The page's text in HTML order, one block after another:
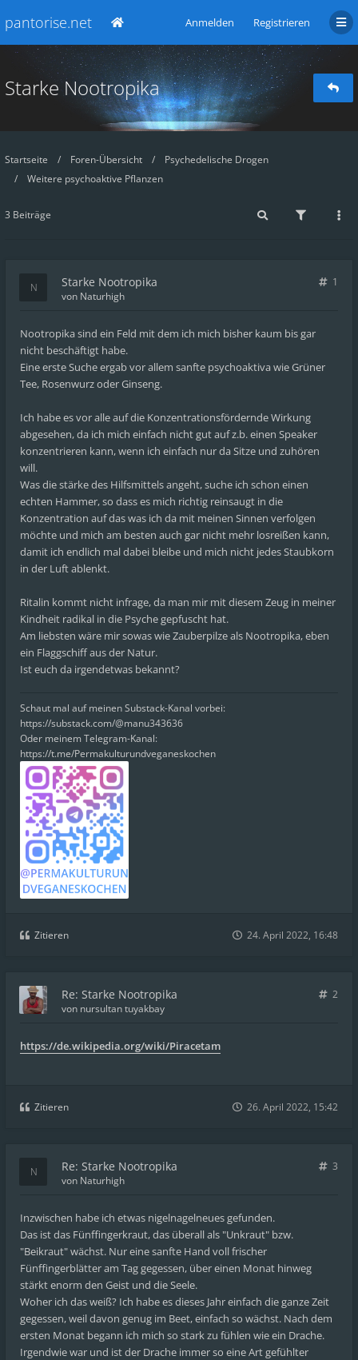
pantorise.net Anmelden Registrieren
Starke Nootropika
Startseite Foren-Übersicht
Psychedelische Drogen
Weitere psychoaktive Pflanzen
3 Beiträge
Starke Nootropika
1
von Naturhigh
Nootropika sind ein Feld mit dem ich mich bisher kaum bis gar
nicht beschäftigt habe.
Eine erste Suche ergab vor allem sanfte psychoaktiva wie Grüner
Tee, Rosenwurz oder Ginseng.
Ich habe es vor alle auf die Konzentrationsfördernde Wirkung
abgesehen, da ich mich einfach nicht gut auf z.b. einen Speaker
konzentrieren kann, wenn ich einfach nur da Sitze und zuhören
will.
Was die stärke des Hilfsmittels angeht, suche ich schon einen
echten Hammer, so dass es mich richtig reinsaugt in die
Konzentration auf das was ich da mit meinen Sinnen verfolgen
möchte und mich am besten auch gar nicht mehr losreißen kann,
damit ich endlich mal dabei bleibe und mich nicht jedes Staubkorn
in der Luft ablenkt.
Ritalin kommt nicht infrage, da man mir mit diesem Zeug in meiner
Kindheit radikal in die Psyche gepfuscht hat.
Am liebsten wäre mir sowas wie Zauberpilze als Nootropika, eben
ein Flaggschiff aus der Natur.
Ist euch da irgendetwas bekannt?
Schaut mal auf meinen Substack-Kanal vorbei:
https://substack.com/@manu343636
Oder meinem Telegram-Kanal:
https://t.me/Permakulturundveganeskochen
Zitieren 24. April 2022, 16:48
Re: Starke Nootropika
2
von nursultan tuyakbay
https://de.wikipedia.org/wiki/Piracetam
Zitieren 26. April 2022, 15:42
Re: Starke Nootropika
3
von Naturhigh
Inzwischen habe ich etwas nigelnagelneues gefunden.
Das ist das Fünffingerkraut, das überall als "Unkraut" bzw.
"Beikraut" wächst. Nur eine sanfte Hand voll frischer
Fünffingerblätter am Tag gegessen, über einen Monat hinweg
stärkt enorm den Geist und die Seele.
Woher ich das weiß? Ich habe es dieses Jahr einfach die ganze Zeit
gegessen, weil davon genug im Beet, einfach so wächst. Nach dem
ersten Monat begann ich mich so stark zu fühlen wie ein Drache.
Irgendwie war und ist der Drache immer so eine Art gefühlter